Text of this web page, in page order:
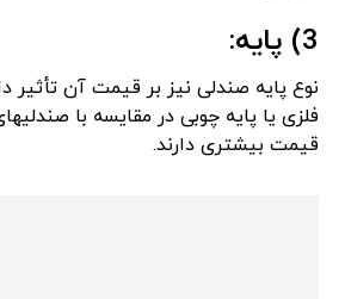
3) پایه:
نوع پایه صندلی نیز بر قیمت آن تأثیر
فلزی یا پایه چوبی در مقایسه با
قیمت بیشتری دارند.